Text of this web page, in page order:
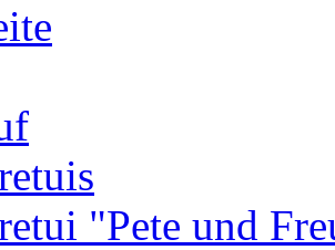
"Pete und